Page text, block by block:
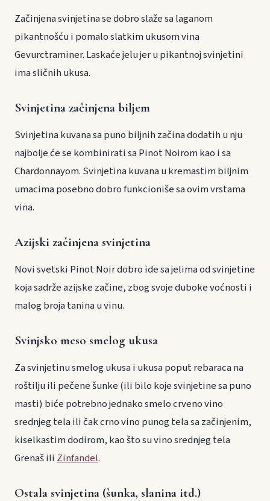
Začinjena svinjetina se dobro slaže sa laganom
pikantnošću i pomalo slatkim ukusom vina
Gevurctraminer. Laskaće jelu jer u pikantnoj svinjetini
ima sličnih ukusa.
Svinjetina začinjena biljem
Svinjetina kuvana sa puno biljnih začina dodatih u nju
najbolje će se kombinirati sa Pinot Noirom kao i sa
Chardonnayom. Svinjetina kuvana u kremastim biljnim
umacima posebno dobro funkcioniše sa ovim vrstama
vina.
Azijski začinjena svinjetina
Novi svetski Pinot Noir dobro ide sa jelima od svinjetine
koja sadrže azijske začine, zbog svoje duboke voćnosti i
malog broja tanina u vinu.
Svinjsko meso smelog ukusa
Za svinjetinu smelog ukusa i ukusa poput rebaraca na
roštilju ili pečene šunke (ili bilo koje svinjetine sa puno
masti) biće potrebno jednako smelo crveno vino
srednjeg tela ili čak crno vino punog tela sa začinjenim,
kiselkastim dodirom, kao što su vino srednjeg tela
Grenaš iliZinfandel.
Ostala svinjetina (šunka, slanina itd.)